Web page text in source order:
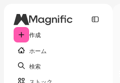
作成
ホーム
検索
ストック